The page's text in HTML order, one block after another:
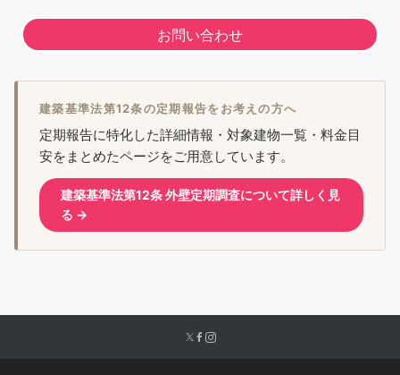
お問い合わせ
建築基準法第12条の定期報告をお考えの方へ
定期報告に特化した詳細情報・対象建物一覧・料金目
安をまとめたページをご用意しています。
建築基準法第12条 外壁定期調査について詳しく見
る →